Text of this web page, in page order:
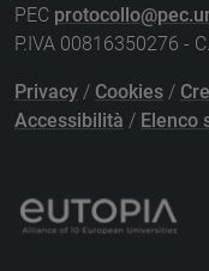
PEC
P.IVA 00816350276 -
Privacy / Cookies /
Accessibilità / Elenco